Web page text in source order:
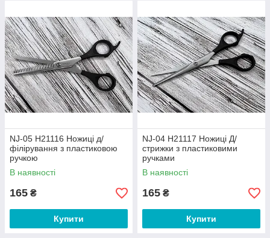
NJ-05 Н21116 Ножиці д/
філірування з пластиковою
ручкою
В наявності
165 ₴
Купити
NJ-04 Н21117 Ножиці Д/
стрижки з пластиковими
ручками
В наявності
165 ₴
Купити